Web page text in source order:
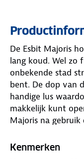
De Esbit Majoris
lang koud. Wel zo
onbekende stad
bent. De dop van
handige lus
makkelijk kunt
Majoris na
voor extra
Kenmerken